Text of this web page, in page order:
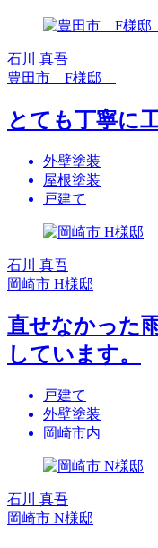
石川 真吾
豊田市 F様邸
とても丁寧に
外壁塗装
屋根塗装
戸建て
石川 真吾
岡崎市 H様邸
直せなかった
しています。
戸建て
外壁塗装
岡崎市内
石川 真吾
岡崎市 N様邸